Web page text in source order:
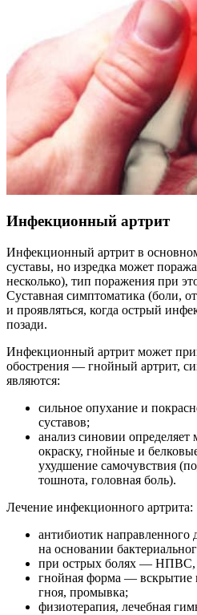
Инфекционный артрит
Инфекционный артрит в
суставы, но изредка может
несколько), тип поражения при
Суставная симптоматика (боли,
и проявляться, когда острый
позади.
Инфекционный артрит может
обострения — гнойный артрит,
являются:
сильное опухание и
суставов;
анализ синовии
окраску, гнойные и
ухудшение самочувствия
тошнота, головная боль).
Лечение инфекционного артрита:
антибиотик направленного
на основании
при острых болях — НПВС,
гнойная форма — вскрытие
гноя, промывка;
физиотерапия, лечебная